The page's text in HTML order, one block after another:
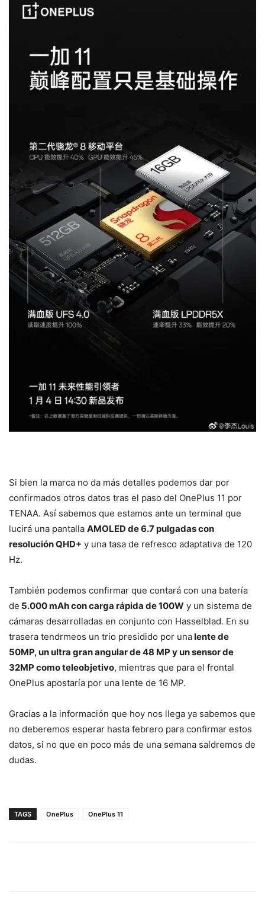
Si bien la marca no da más detalles podemos dar por
confirmados otros datos tras el paso del OnePlus 11 por
TENAA. Así sabemos que estamos ante un terminal que
lucirá una pantalla AMOLED de 6.7 pulgadas con
resolución QHD+ y una tasa de refresco adaptativa de 120
Hz.
También podemos confirmar que contará con una batería
de 5.000 mAh con carga rápida de 100W y un sistema de
cámaras desarrolladas en conjunto con Hasselblad. En su
trasera tendrmeos un trio presidido por unalente de
50MP, un ultra gran angular de 48 MP y un sensor de
32MP como teleobjetivo, mientras que para el frontal
OnePlus apostaría por una lente de 16 MP.
Gracias a la información que hoy nos llega ya sabemos que
no deberemos esperar hasta febrero para confirmar estos
datos, si no que en poco más de una semana saldremos de
dudas.
TAGS OnePlus OnePlus 11